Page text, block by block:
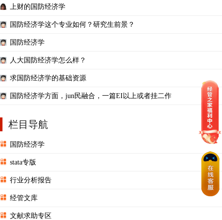
上财的国防经济学
国防经济学这个专业如何？研究生前景？
国防经济学
人大国防经济学怎么样？
求国防经济学的基础资源
国防经济学方面，jun民融合，一篇EI以上或者挂二作
栏目导航
国防经济学
stata专版
行业分析报告
经管文库
文献求助专区